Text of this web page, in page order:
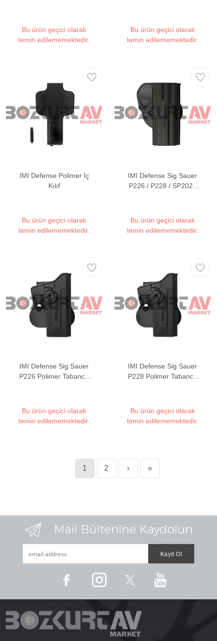
Bu ürün geçici olarak
temin edilememektedir.
Bu ürün geçici olarak
temin edilememektedir.
IMI Defense Polimer İç
Kılıf
Bu ürün geçici olarak
temin edilememektedir.
IMI Defense Sig Sauer
P226 / P228 / SP2022
Bu ürün geçici olarak
temin edilememektedir.
IMI Defense Sig Sauer
P226 Polimer Tabanca
Bu ürün geçici olarak
temin edilememektedir.
IMI Defense Sig Sauer
P228 Polimer Tabanca
Bu ürün geçici olarak
temin edilememektedir.
1 2 › »